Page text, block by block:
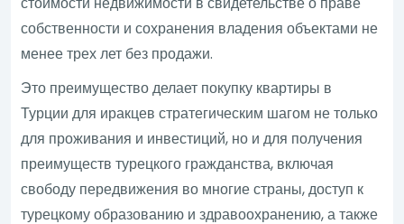
собственности и сохранения владения объектами не
менее трех лет без продажи.
Это преимущество делает покупку квартиры в
Турции для иракцев стратегическим шагом не только
для проживания и инвестиций, но и для получения
преимуществ турецкого гражданства, включая
свободу передвижения во многие страны, доступ к
турецкому образованию и здравоохранению, а также